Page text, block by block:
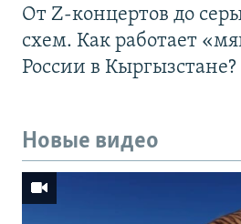
От Z-концертов до
схем. Как работает
России в Кыргызстане?
Новые видео